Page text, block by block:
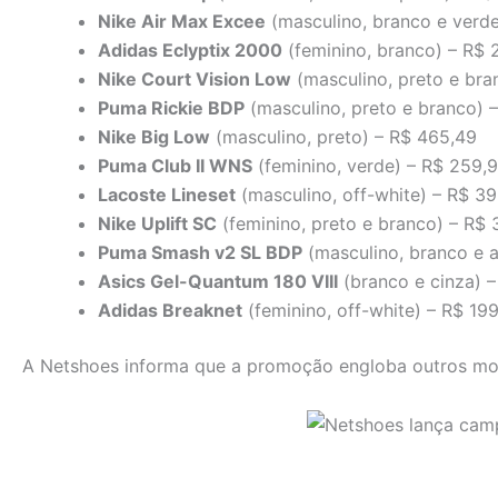
Nike Air Max Excee (masculino, branco e
Adidas Eclyptix 2000 (feminino, branco) – R$
Nike Court Vision Low (masculino, preto e
Puma Rickie BDP (masculino, preto e branco)
Nike Big Low (masculino, preto) – R$ 465,49
Puma Club II WNS (feminino, verde) – R$
Lacoste Lineset (masculino, off-white) – R$
Nike Uplift SC (feminino, preto e branco) – R$
Puma Smash v2 SL BDP (masculino, branco e
Asics Gel-Quantum 180 VIII (branco e cinza)
Adidas Breaknet (feminino, off-white) – R$
A Netshoes informa que a promoção engloba outros